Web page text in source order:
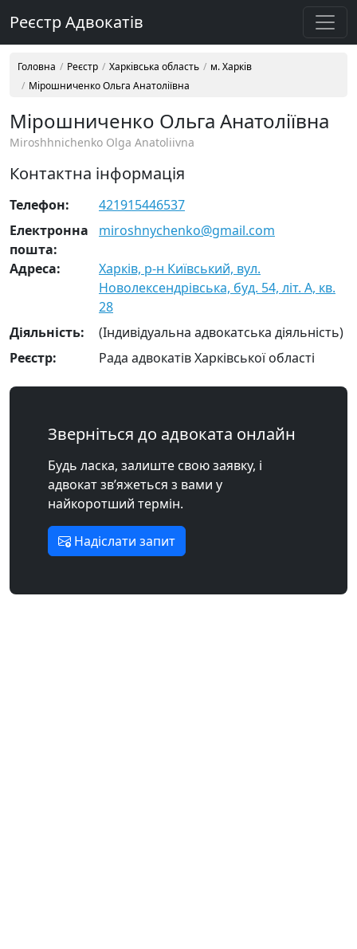
Реєстр Адвокатів
Головна Реєстр Харківська область
м. Харків
Мірошниченко Ольга Анатоліївна
Мірошниченко Ольга Анатоліївна
Miroshhnichenko Olga Anatoliivna
Контактна інформація
Телефон:
421915446537
Електронна
пошта:
miroshnychenko@gmail.com
Адреса:
Харків, р-н Київський, вул.
Новолексендрівська, буд. 54, літ. А, кв.
28
Діяльність:
(Індивідуальна адвокатська діяльність)
Реєстр:
Рада адвокатів Харківської області
Зверніться до адвоката онлайн
Будь ласка, залиште свою заявку, і
адвокат зв’яжеться з вами у
найкоротший термін.
Надіслати запит